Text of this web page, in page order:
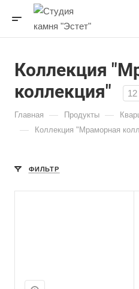
Коллекция
коллекция"
12
Главная — Продукты —
— Коллекция "Мраморная
ФИЛЬТР